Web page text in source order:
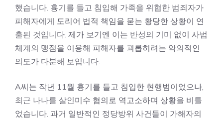
했습니다. 흉기를 들고 침입해 가족을 위협한 범죄자가
피해자에게 도리어 법적 책임을 묻는 황당한 상황이 연
출된 것입니다. 제가 보기엔 이는 반성의 기미 없이 사법
체계의 맹점을 이용해 피해자를 괴롭히려는 악의적인
의도가 다분해 보입니다.
A씨는 작년 11월 흉기를 들고 침입한 현행범이었으나,
최근 나나를 살인미수 혐의로 역고소하며 상황을 비틀
었습니다. 과거 일반적인 정당방위 사건들이 가해자의